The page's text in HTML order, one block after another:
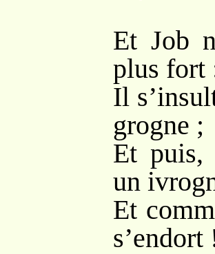
Et Job
plus fort
Il
grogne ;
Et puis,
un
Et
s’endort